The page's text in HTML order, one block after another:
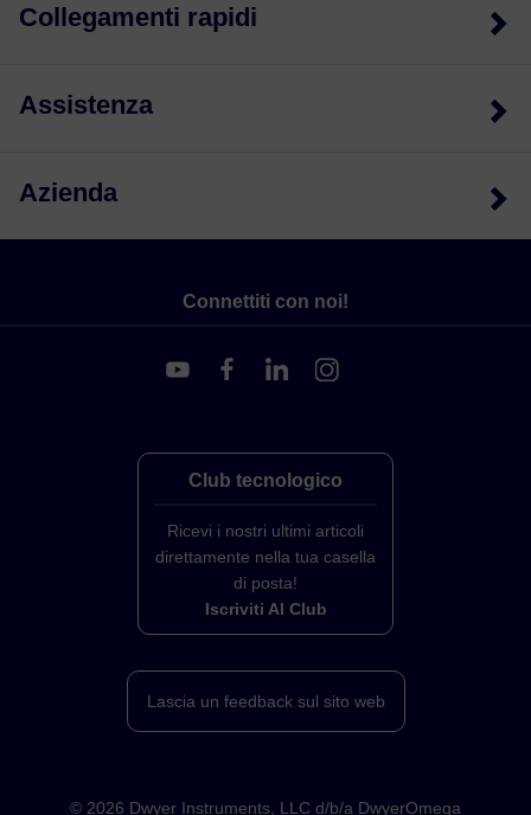
Collegamenti rapidi
Assistenza
Azienda
Connettiti con noi!
Club tecnologico
Ricevi i nostri ultimi articoli
direttamente nella tua casella
di posta!
Iscriviti Al Club
Lascia un feedback sul sito web
© 2026 Dwyer Instruments, LLC d/b/a DwyerOmega